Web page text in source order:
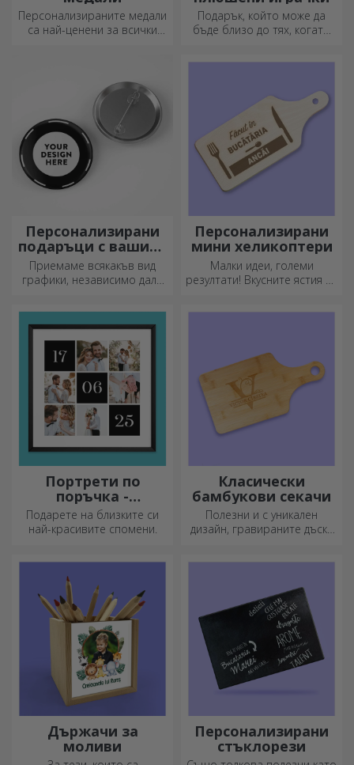
Персонализираните медали
са най-ценени за всички
Подарък, който може да
бъде близо до тях, когато
Персонализирани
подаръци с вашите
графики
Приемаме всякакъв вид
графики, независимо дали
подаръка, който искате!
Персонализирани
мини хеликоптери
Малки идеи, големи
резултати! Вкусните ястия се
Портрети по
поръчка -
квадратен формат
Подарете на близките си
най-красивите спомени.
Класически
бамбукови секачи
Полезни и с уникален
дизайн, гравираните дъски
Държачи за
моливи
Персонализирани
стъклорези